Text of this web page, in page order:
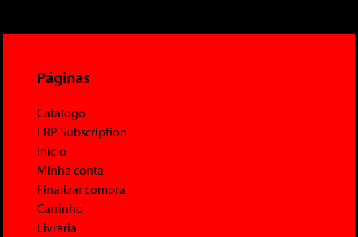
Páginas
Catálogo
ERP Subscription
Início
Minha conta
Finalizar compra
Carrinho
Livraria